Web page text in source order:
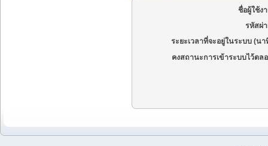
ชื่อผู้ใช้ง
รหัสผ่
ระยะเวลาที่จะอยู่ในระบบ (นา
คงสถานะการเข้าระบบไว้ตล